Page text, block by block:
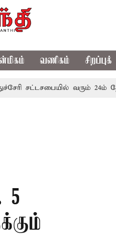
வணிகம்
சட்டசபையில் வரும் 24ம் தேதி
5